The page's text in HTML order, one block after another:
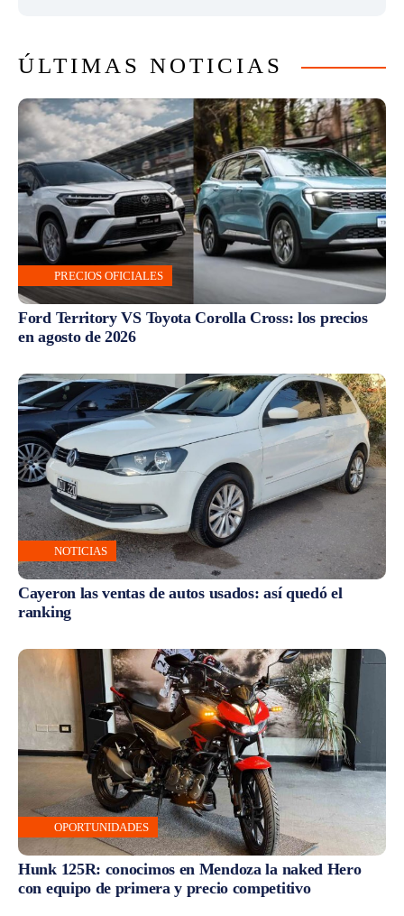
ÚLTIMAS NOTICIAS
PRECIOS OFICIALES
Ford Territory VS Toyota Corolla Cross: los precios
en agosto de 2026
NOTICIAS
Cayeron las ventas de autos usados: así quedó el
ranking
OPORTUNIDADES
Hunk 125R: conocimos en Mendoza la naked Hero
con equipo de primera y precio competitivo